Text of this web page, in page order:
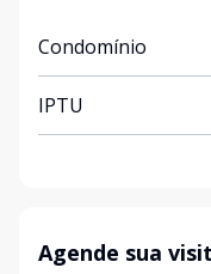
Condomínio
IPTU
Agende sua